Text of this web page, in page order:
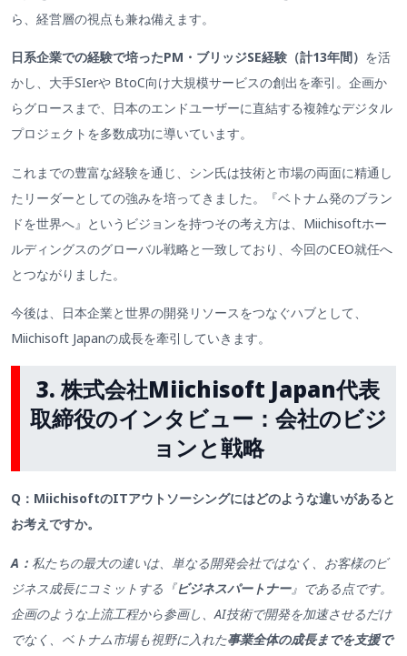
ら、経営層の視点も兼ね備えます。
日系企業での経験で培ったPM・ブリッジSE経験（計13年間） を活
かし、大手SIerや BtoC向け大規模サービスの創出を牽引。企画か
らグロースまで、日本のエンドユーザーに直結する複雑なデジタル
プロジェクトを多数成功に導いています。
これまでの豊富な経験を通じ、シン氏は技術と市場の両面に精通し
たリーダーとしての強みを培ってきました。『ベトナム発のブラン
ドを世界へ』というビジョンを持つその考え方は、Miichisoftホー
ルディングスのグローバル戦略と一致しており、今回のCEO就任へ
とつながりました。
今後は、日本企業と世界の開発リソースをつなぐハブとして、
Miichisoft Japanの成長を牽引していきます。
3.株式会社Miichisoft Japan代表
取締役のインタビュー：会社のビジ
ョンと戦略
Q：MiichisoftのITアウトソーシングにはどのような違いがあると
お考えですか。
A： 私たちの最大の違いは、単なる開発会社ではなく、お客様のビ
ジネス成長にコミットする『ビジネスパートナー』である点です。
企画のような上流工程から参画し、AI技術で開発を加速させるだけ
でなく、ベトナム市場も視野に入れた事業全体の成長までを支援で